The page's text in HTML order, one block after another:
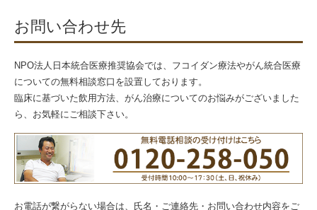
お問い合わせ先
NPO法人日本統合医療推奨協会では、フコイダン療法やがん統合医療
についての無料相談窓口を設置しております。
臨床に基づいた飲用方法、がん治療についてのお悩みがございました
ら、お気軽にご相談下さい。
お電話が繋がらない場合は、氏名・ご連絡先・お問い合わせ内容をご